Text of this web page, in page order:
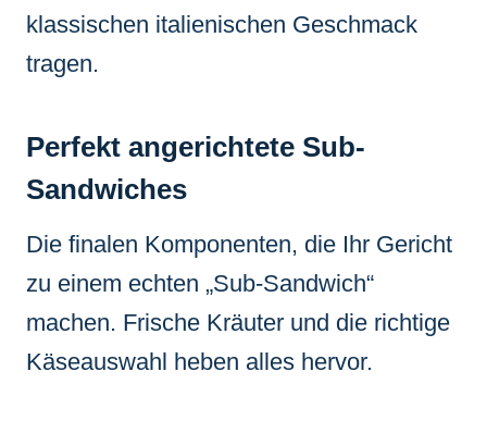
klassischen italienischen Geschmack
tragen.
Perfekt angerichtete Sub-
Sandwiches
Die finalen Komponenten, die Ihr Gericht
zu einem echten „Sub-Sandwich“
machen. Frische Kräuter und die richtige
Käseauswahl heben alles hervor.